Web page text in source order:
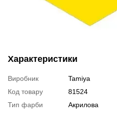
Характеристики
Виробник
Tamiya
Код товару
81524
Тип фарби
Акрилова